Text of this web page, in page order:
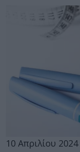
10 Απριλίου 2024